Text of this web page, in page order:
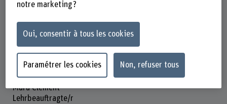
Mara Clément
Lehrbeauftragte/r
notre marketing ?
Oui, consentir à tous les cookies
Paramétrer les cookies Non, refuser tous